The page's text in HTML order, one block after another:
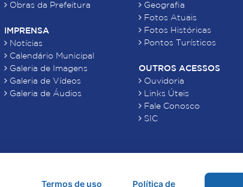
Obras da Prefeitura
IMPRENSA
Notícias
Calendário Municipal
Galeria de Imagens
Galeria de Vídeos
Galeria de Áudios
Geografia
Fotos Atuais
Fotos Históricas
Pontos Turísticos
OUTROS ACESSOS
Ouvidoria
Links Úteis
Fale Conosco
SIC
Termos de uso Política de